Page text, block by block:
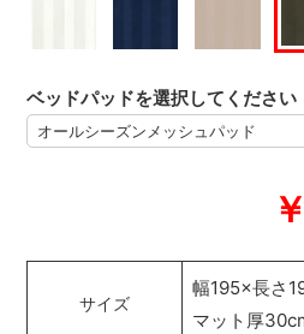
ベッドパッドを選択してください
サイズ
幅195×長さ
マット厚